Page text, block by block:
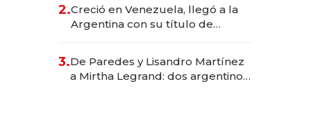
2.Creció en Venezuela, llegó a la
Argentina con su título de
las marcas "fast premium"
3.De Paredes y Lisandro Martínez
a Mirtha Legrand: dos argentinos